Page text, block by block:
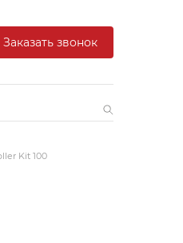
Заказать звонок
Kit 100